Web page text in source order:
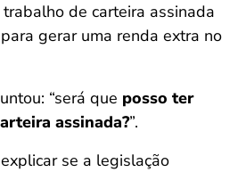
de carteira assinada
gerar uma renda extra no
“será que posso ter
assinada?”.
se a legislação